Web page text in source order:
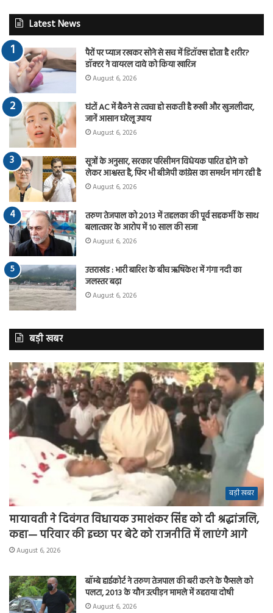
Latest News
पैरों पर प्याज रखकर सोने से सच में डिटॉक्स होता है शरीर?
डॉक्टर ने वायरल दावे को किया खारिज
August 6, 2026
घंटों AC में बैठने से त्वचा हो सकती है रूखी और खुजलीदार,
जानें आसान घरेलू उपाय
August 6, 2026
सूत्रों के अनुसार, सरकार परिसीमन विधेयक पारित होने को
लेकर आश्वस्त है, फिर भी बीजेपी कांग्रेस का समर्थन मांग रही है
August 6, 2026
तरुण तेजपाल को 2013 में तहलका की पूर्व सहकर्मी के साथ
बलात्कार के आरोप में 10 साल की सजा
August 6, 2026
उत्तराखंड : भारी बारिश के बीच ऋषिकेश में गंगा नदी का
जलस्तर बढ़ा
August 6, 2026
बड़ी खबर
बड़ी खबर
मायावती ने दिवंगत विधायक उमाशंकर सिंह को दी श्रद्धांजलि,
कहा— परिवार की इच्छा पर बेटे को राजनीति में लाएंगे आगे
August 6, 2026
बॉम्बे हाईकोर्ट ने तरुण तेजपाल की बरी करने के फैसले को
पलटा, 2013 के यौन उत्पीड़न मामले में ठहराया दोषी
August 6, 2026